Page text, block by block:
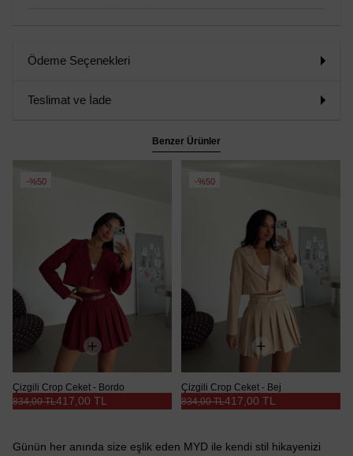
Ödeme Seçenekleri
Teslimat ve İade
Benzer Ürünler
%50
Çizgili Crop Ceket - Bordo
417,00 TL
834,00 TL
%50
Çizgili Crop Ceket - Bej
417,00 TL
834,00 TL
Günün her anında size eşlik eden MYD ile kendi stil hikayenizi